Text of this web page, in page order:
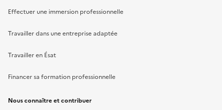
Effectuer une immersion professionnelle
Travailler dans une entreprise adaptée
Travailler en Ésat
Financer sa formation professionnelle
Nous connaître et contribuer